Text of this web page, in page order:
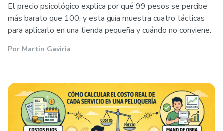
El precio psicológico explica por qué 99 pesos se percibe
más barato que 100, y esta guía muestra cuatro tácticas
para aplicarlo en una tienda pequeña y cuándo no conviene.
Por Martin Gaviria